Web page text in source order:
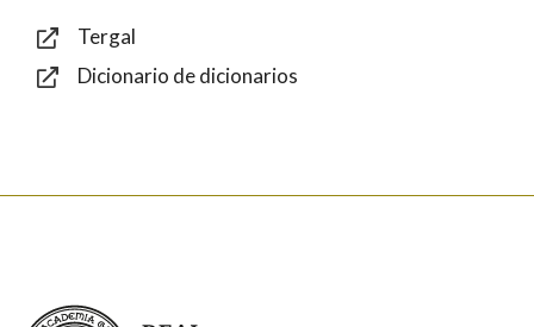
Tergal
Dicionario de dicionarios
Real Academia Galega